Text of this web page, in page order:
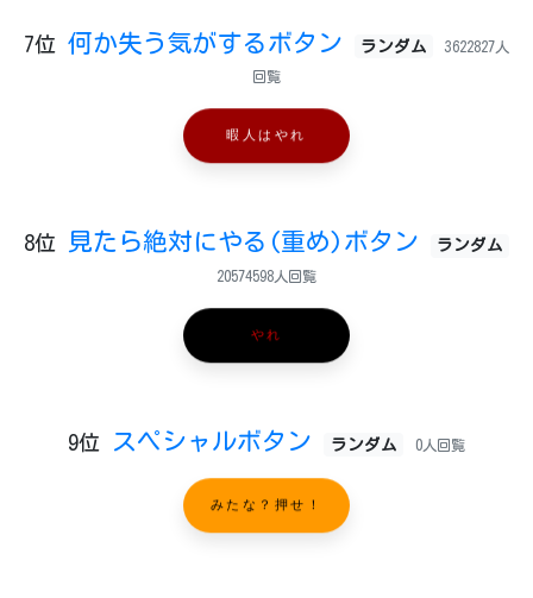
7位 何か失う気がするボタン ランダム 3622827人
回覧
暇人はやれ
8位 見たら絶対にやる(重め)ボタン ランダム
20574598人回覧
やれ
9位 スペシャルボタン ランダム 0人回覧
みたな？押せ！